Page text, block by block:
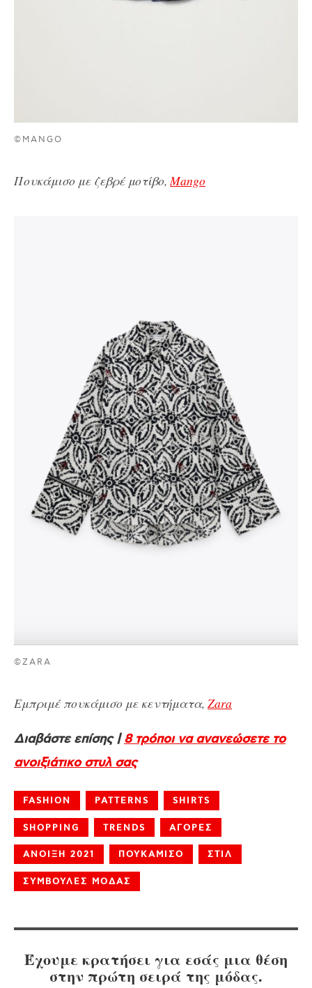
©MANGO
Πουκάμισο με ζεβρέ μοτίβο,Mango
©ZARA
Εμπριμέ πουκάμισο με κεντήματα, Zara
Διαβάστε επίσης |8 τρόποι να ανανεώσετε το
ανοιξιάτικο στυλ σας
FASHION PATTERNS SHIRTS
SHOPPING TRENDS ΑΓΟΡΕΣ
ΑΝΟΙΞΗ 2021 ΠΟΥΚΑΜΙΣΟ ΣΤΙΛ
ΣΥΜΒΟΥΛΕΣ ΜΟΔΑΣ
Έχουμε κρατήσει για εσάς μια θέση
στην πρώτη σειρά της μόδας.